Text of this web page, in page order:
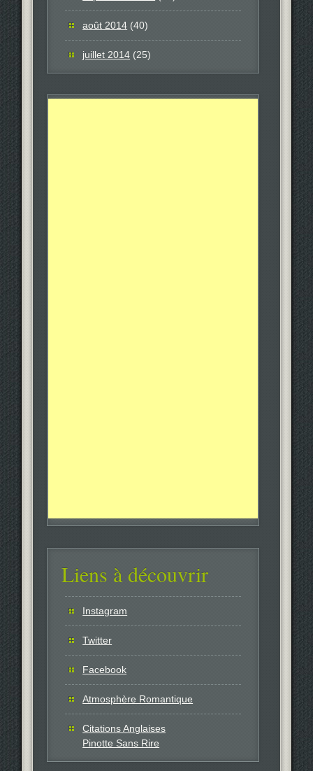
août 2014 (40)
juillet 2014 (25)
Liens à découvrir
Instagram
Twitter
Facebook
Atmosphère Romantique
Citations Anglaises
Pinotte Sans Rire